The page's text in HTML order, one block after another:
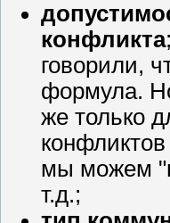
конфликта
говорили,
формула.
же только
мы можем
т.д.;